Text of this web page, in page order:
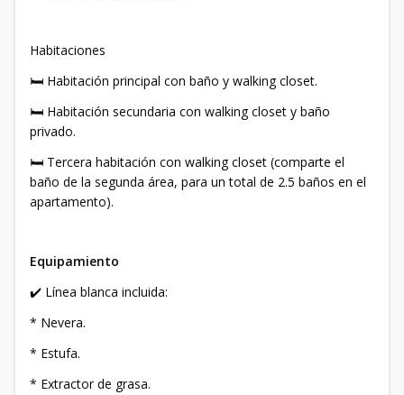
Habitaciones
🛏️ Habitación principal con baño y walking closet.
🛏️ Habitación secundaria con walking closet y baño
privado.
🛏️ Tercera habitación con walking closet (comparte el
baño de la segunda área, para un total de 2.5 baños en el
apartamento).
Equipamiento
✔️ Línea blanca incluida:
* Nevera.
* Estufa.
* Extractor de grasa.